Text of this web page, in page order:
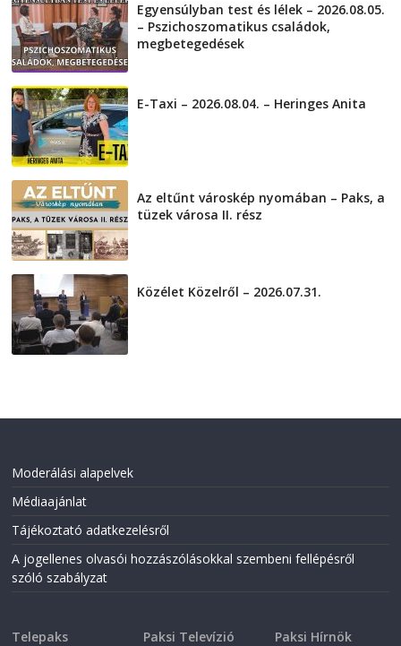
Egyensúlyban test és lélek – 2026.08.05.
– Pszichoszomatikus családok,
megbetegedések
E-Taxi – 2026.08.04. – Heringes Anita
Az eltűnt városkép nyomában – Paks, a
tüzek városa II. rész
Közélet Közelről – 2026.07.31.
Moderálási alapelvek
Médiaajánlat
Tájékoztató adatkezelésről
A jogellenes olvasói hozzászólásokkal szembeni fellépésről
szóló szabályzat
Telepaks
Paksi Televízió Paksi Hírnök